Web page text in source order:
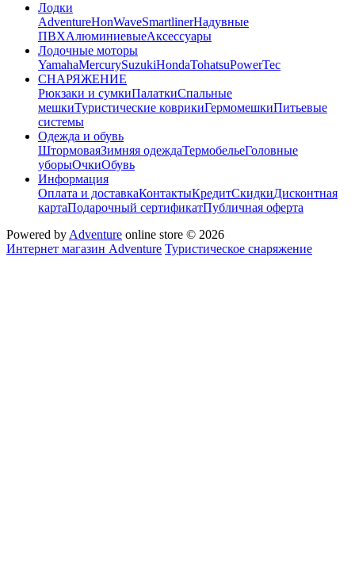
Лодки
AdventureHonWaveSmartlinerНадувные
ПВХАлюминиевыеАксессуары
Лодочные моторы
YamahaMercurySuzukiHondaTohatsuPowerTec
СНАРЯЖЕНИЕ
Рюкзаки и сумкиПалаткиСпальные
мешкиТуристические коврикиГермомешкиПитьевые
системы
Одежда и обувь
ШтормоваяЗимняя одеждаТермобельеГоловные
уборыОчкиОбувь
Информация
Оплата и доставкаКонтактыКредитСкидкиДисконтная
картаПодарочный сертификатПубличная оферта
Powered byAdventure online store © 2026
Интернет магазин Adventure Туристическое снаряжение